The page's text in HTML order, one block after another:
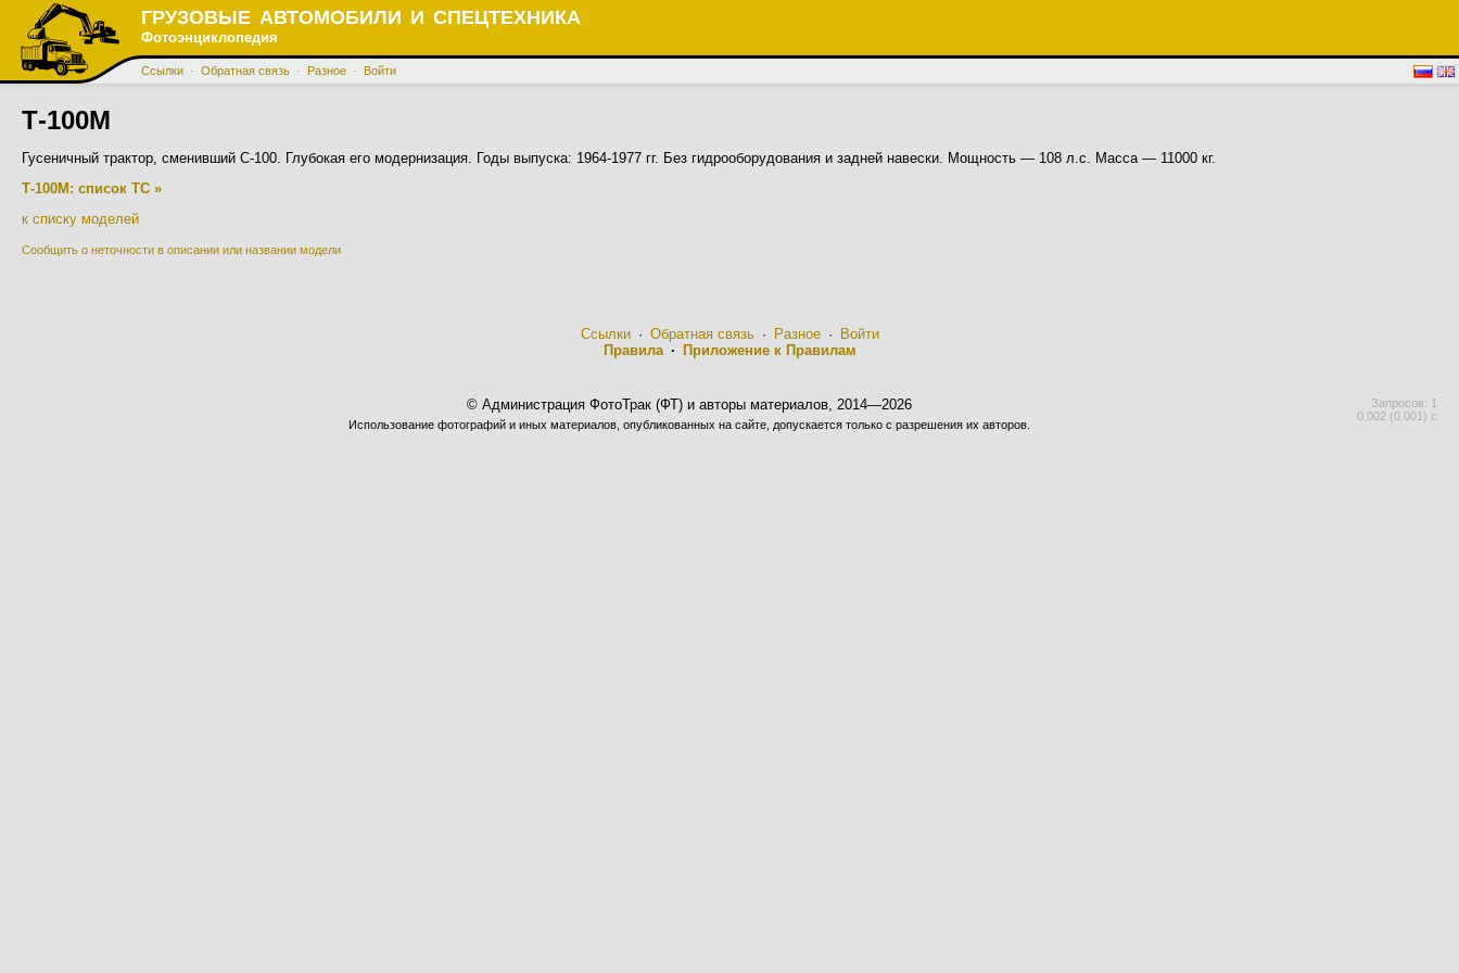
ГРУЗОВЫЕ АВТОМОБИЛИ И СПЕЦТЕХНИКА
Фотоэнциклопедия
Ссылки · Обратная связь · Разное · Войти
Т-100М
Гусеничный трактор, сменивший С-100. Глубокая его модернизация. Годы выпуска: 1964-1977 гг. Без гидрооборудования и задней навески. Мощность — 108 л.с. Масса — 11000 кг.
Т-100М: список ТС »
к списку моделей
Сообщить о неточности в описании или названии модели
Ссылки· Обратная связь· Разное·
Войти
Правила· Приложение к Правилам
Запросов: 1
0.002 (0.001) с
© Администрация ФотоТрак (ФТ) и авторы материалов, 2014—2026
Использование фотографий и иных материалов, опубликованных на сайте, допускается только с разрешения их авторов.